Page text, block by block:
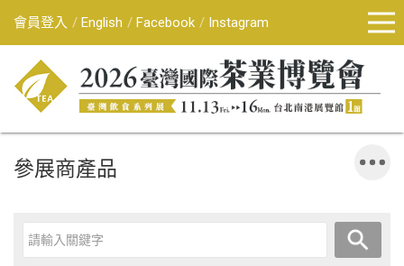
會員登入 English Facebook Instagram
參展商產品